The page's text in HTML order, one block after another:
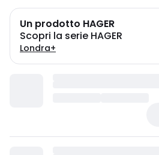
Un prodotto HAGER
Scopri la serie HAGER
Londra+